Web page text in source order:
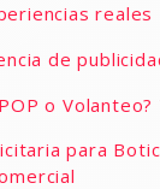
reales
de
o
para